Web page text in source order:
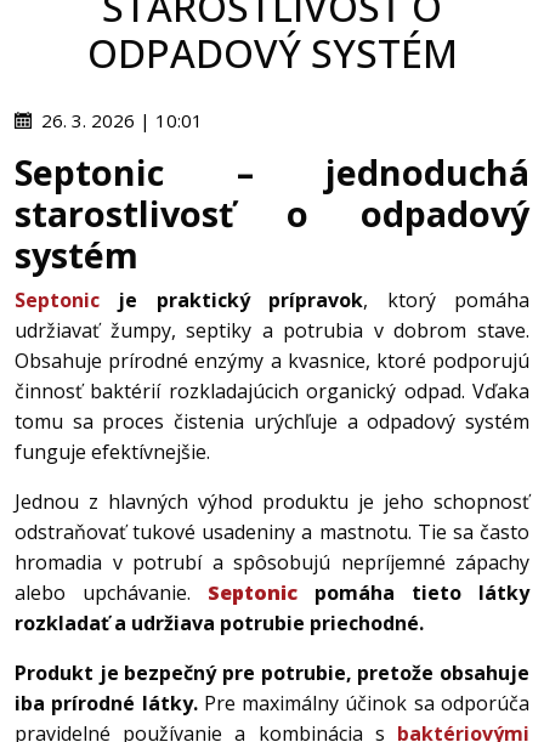
ODPADOVÝ SYSTÉM
26. 3. 2026 | 10:01
Septonic – jednoduchá
starostlivosť o odpadový
systém
Septonic je praktický prípravok, ktorý pomáha
udržiavať žumpy, septiky a potrubia v dobrom stave.
Obsahuje prírodné enzýmy a kvasnice, ktoré podporujú
činnosť baktérií rozkladajúcich organický odpad. Vďaka
tomu sa proces čistenia urýchľuje a odpadový systém
funguje efektívnejšie.
Jednou z hlavných výhod produktu je jeho schopnosť
odstraňovať tukové usadeniny a mastnotu. Tie sa často
hromadia v potrubí a spôsobujú nepríjemné zápachy
alebo upchávanie. Septonic
pomáha tieto látky
rozkladať a udržiava potrubie priechodné.
Produkt je bezpečný pre potrubie, pretože obsahuje
iba prírodné látky.Pre maximálny účinok sa odporúča
pravidelné používanie a kombinácia s baktériovými